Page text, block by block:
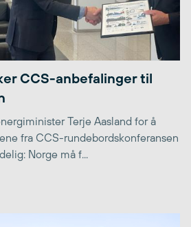
CCS-anbefalinger til
Terje Aasland for å
fra CCS-rundebordskonferansen
Norge må f...